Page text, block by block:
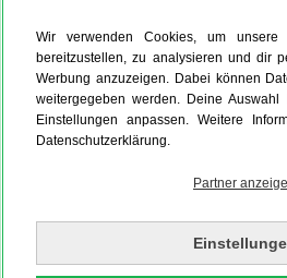
Wir verwenden Cookies, um
bereitzustellen, zu analysieren und dir
Werbung anzuzeigen. Dabei können
weitergegeben werden. Deine
Einstellungen anpassen. Weitere
Datenschutzerklärung.
Partner